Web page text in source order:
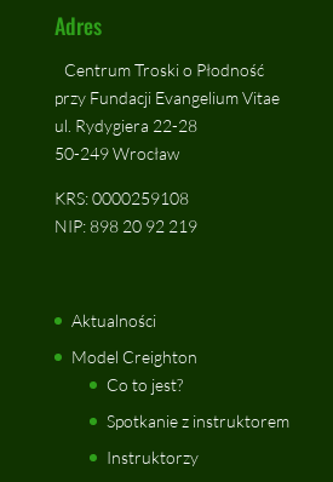
Adres
Centrum Troski o Płodność
przy Fundacji Evangelium Vitae
ul. Rydygiera 22-28
50-249 Wrocław
KRS: 0000259108
NIP: 898 20 92 219
Aktualności
Model Creighton
Co to jest?
Spotkanie z instruktorem
Instruktorzy